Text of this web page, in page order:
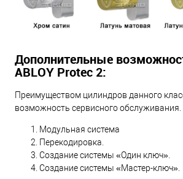
Дополнительные
ABLOY Protec 2:
Преимуществом цилиндров данного
возможность сервисного обслуживания.
Модульная система
Перекодировка.
Создание системы «Один ключ».
Создание системы «Мастер-ключ».